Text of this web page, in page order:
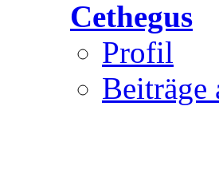
Cethegus
Profil
Beiträge